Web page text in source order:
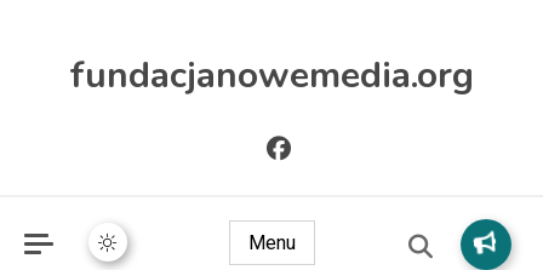
fundacjanowemedia.org
Menu